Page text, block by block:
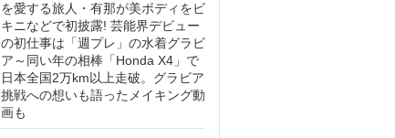
を愛する旅人・有那が美ボディをビ
キニなどで初披露! 芸能界デビュー
の初仕事は「週プレ」の水着グラビ
ア～同い年の相棒「Honda X4」で
日本全国2万km以上走破。グラビア
挑戦への想いも語ったメイキング動
画も